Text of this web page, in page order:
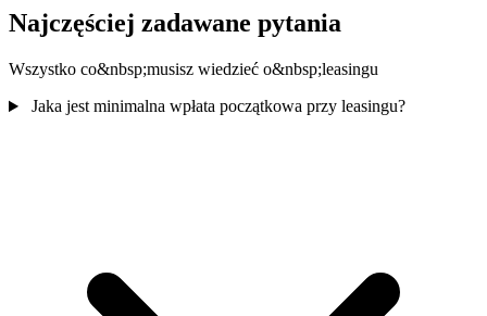
Najczęściej zadawane pytania
Wszystko co&nbsp;musisz wiedzieć o&nbsp;leasingu
Jaka jest minimalna wpłata początkowa przy leasingu?